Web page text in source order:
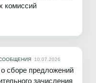
комиссий
10.07.2026
сборе предложений
зачисления